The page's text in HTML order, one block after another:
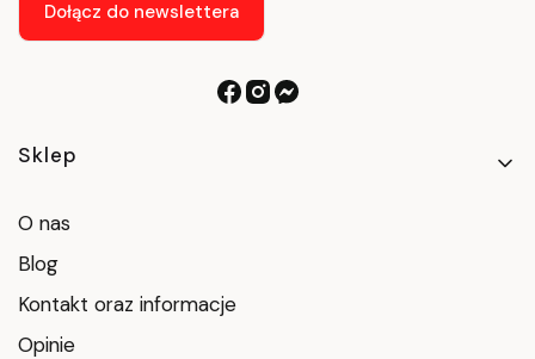
Dołącz do newslettera
Linki w stopce
Sklep
O nas
Blog
Kontakt oraz informacje
Opinie